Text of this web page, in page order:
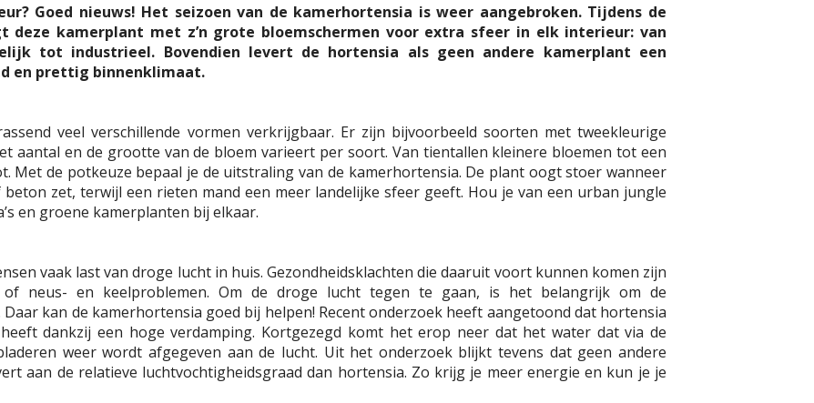
Goed nieuws! Het seizoen van de kamerhortensia is weer aangebroken. Tijdens de
deze kamerplant met z’n grote bloemschermen voor extra sfeer in elk interieur: van
tot industrieel. Bovendien levert de hortensia als geen andere kamerplant een
en prettig binnenklimaat.
veel verschillende vormen verkrijgbaar. Er zijn bijvoorbeeld soorten met tweekleurige
aantal en de grootte van de bloem varieert per soort. Van tientallen kleinere bloemen tot een
Met de potkeuze bepaal je de uitstraling van de kamerhortensia. De plant oogt stoer wanneer
zet, terwijl een rieten mand een meer landelijke sfeer geeft. Hou je van een urban jungle
en groene kamerplanten bij elkaar.
vaak last van droge lucht in huis. Gezondheidsklachten die daaruit voort kunnen komen zijn
neus- en keelproblemen. Om de droge lucht tegen te gaan, is het belangrijk om de
kan de kamerhortensia goed bij helpen! Recent onderzoek heeft aangetoond dat hortensia
dankzij een hoge verdamping. Kortgezegd komt het erop neer dat het water dat via de
weer wordt afgegeven aan de lucht. Uit het onderzoek blijkt tevens dat geen andere
aan de relatieve luchtvochtigheidsgraad dan hortensia. Zo krijg je meer energie en kun je je